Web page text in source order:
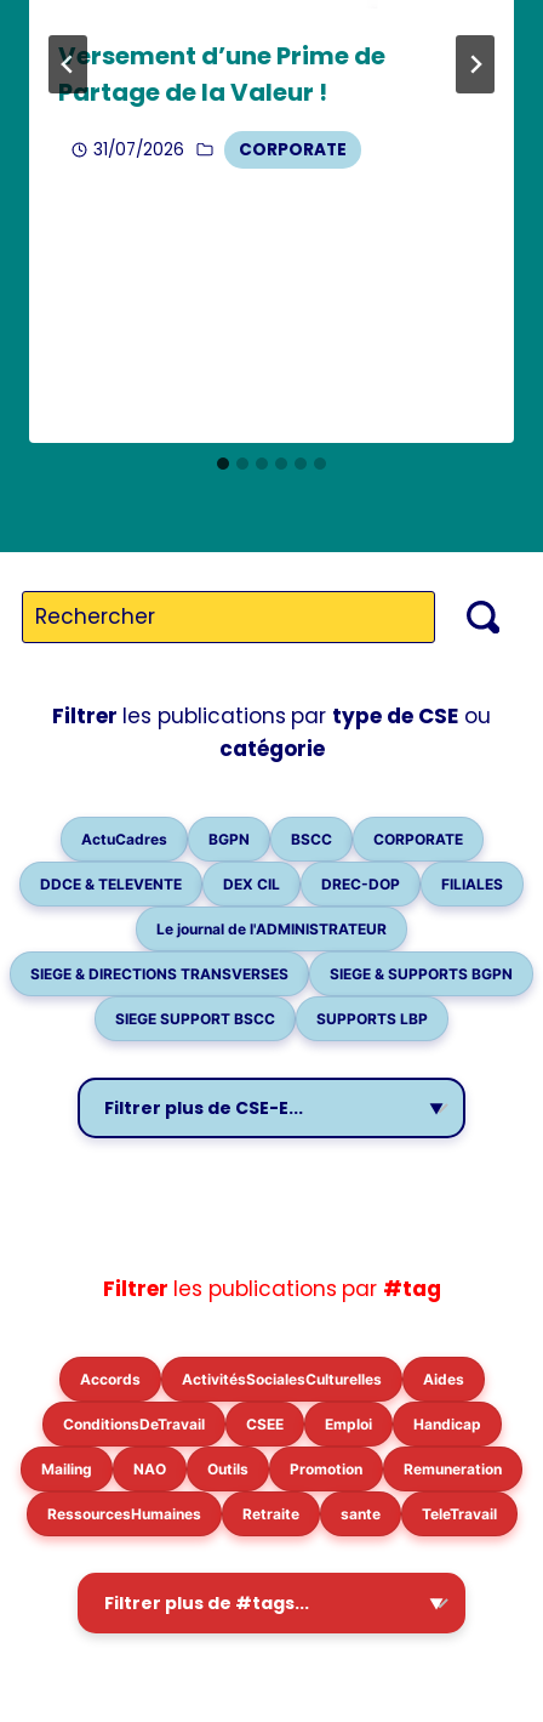
Versement d’une Prime de
Partage de la Valeur !
31/07/2026 CORPORATE
Filtrer les publications par type de CSE ou
catégorie
ActuCadres BGPN BSCC CORPORATE
DDCE & TELEVENTE DEX CIL DREC-DOP FILIALES
Le journal de l'ADMINISTRATEUR
SIEGE & DIRECTIONS TRANSVERSES SIEGE & SUPPORTS BGPN
SIEGE SUPPORT BSCC SUPPORTS LBP
Filtrer les publications par #tag
Accords ActivitésSocialesCulturelles Aides
ConditionsDeTravail CSEE Emploi Handicap
Mailing NAO Outils Promotion Remuneration
RessourcesHumaines Retraite sante TeleTravail